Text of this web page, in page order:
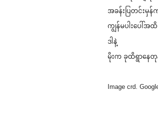
အခန်းပြတင်းမှ
ကျွန်မပါး​ပေါ်အ
ဒါနဲ့
မိုးက ခုထိရွာ​နေတုန်
Image crd.